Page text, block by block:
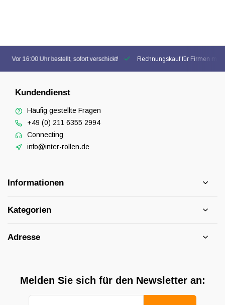
Vor 16:00 Uhr bestellt, sofort verschickt! Rechnungskauf für Firmen
Kundendienst
Häufig gestellte Fragen
+49 (0) 211 6355 2994
Connecting
info@inter-rollen.de
Informationen
Kategorien
Adresse
Melden Sie sich für den Newsletter an: